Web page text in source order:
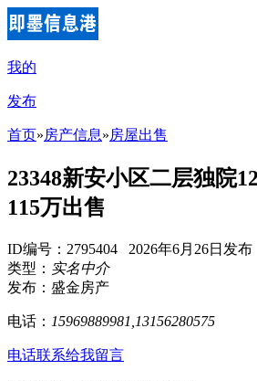
我的
发布
首页»房产信息»房屋出售
23348新安小区二层独院
115万出售
ID编号：2795404 2026年6月26日发
类型： 实名中介
发布：盛金房产
电话： 15969889981,13156280575
电话联系给我留言